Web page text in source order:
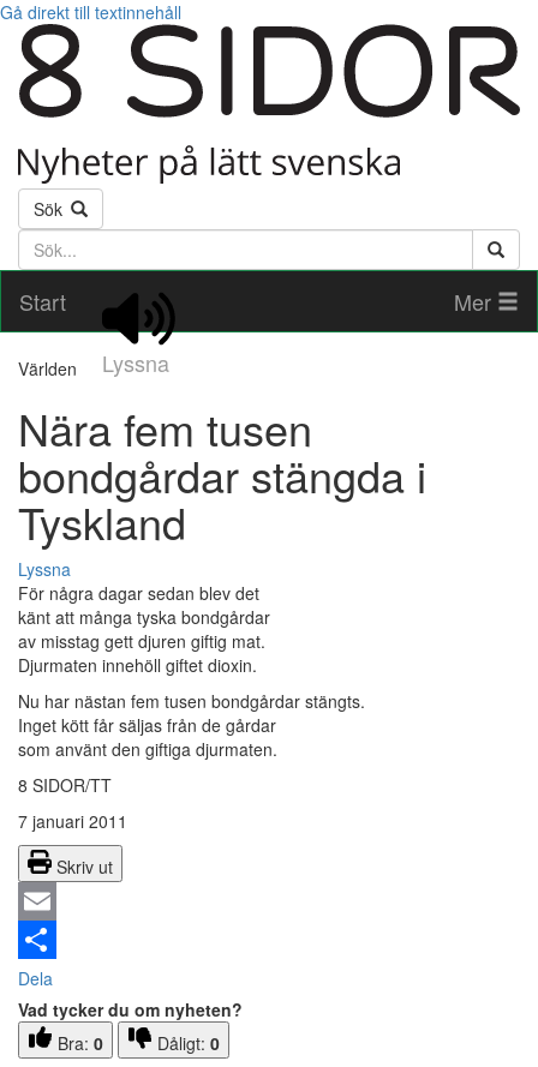
Gå direkt till textinnehåll
Sök
Söktext
Start
Lyssna
Mer
Världen
Nära fem tusen
bondgårdar stängda i
Tyskland
Lyssna
För några dagar sedan blev det
känt att många tyska bondgårdar
av misstag gett djuren giftig mat.
Djurmaten innehöll giftet dioxin.
Nu har nästan fem tusen bondgårdar stängts.
Inget kött får säljas från de gårdar
som använt den giftiga djurmaten.
8 SIDOR/TT
7 januari 2011
Skriv ut
Email
Dela
Vad tycker du om nyheten?
Bra: 0 Dåligt: 0